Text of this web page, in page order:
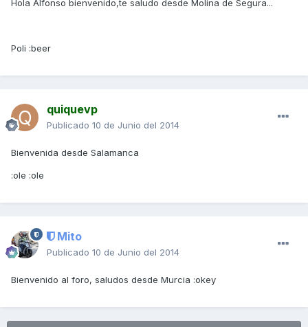
Hola Alfonso bienvenido,te saludo desde Molina de Segura...
Poli :beer
quiquevp
Publicado 10 de Junio del 2014
Bienvenida desde Salamanca
:ole :ole
Mito
Publicado 10 de Junio del 2014
Bienvenido al foro, saludos desde Murcia :okey